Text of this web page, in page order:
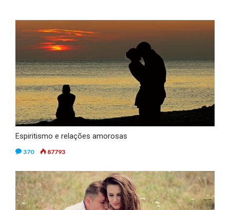
Espiritismo e relações amorosas
370 87793